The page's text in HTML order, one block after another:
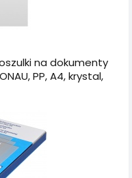
na dokumenty
PP, A4, krystal,